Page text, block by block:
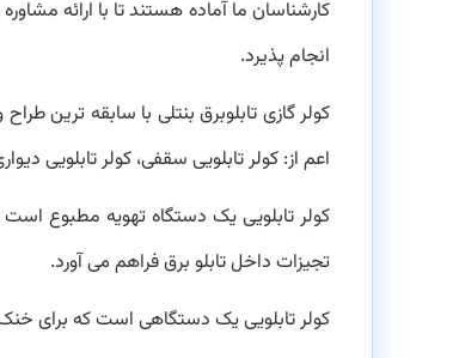
کارشناسان ما آماده هستند تا با ارائه
انجام پذیرد.
کولر گازی تابلوبرق بنتلی با سابقه ترین
اعم از: کولر تابلویی سقفی، کولر تابلویی
کولر تابلویی یک دستگاه تهویه مطبوع
تجیزات داخل تابلو برق فراهم می آورد.
کولر تابلویی یک دستگاهی است که برای